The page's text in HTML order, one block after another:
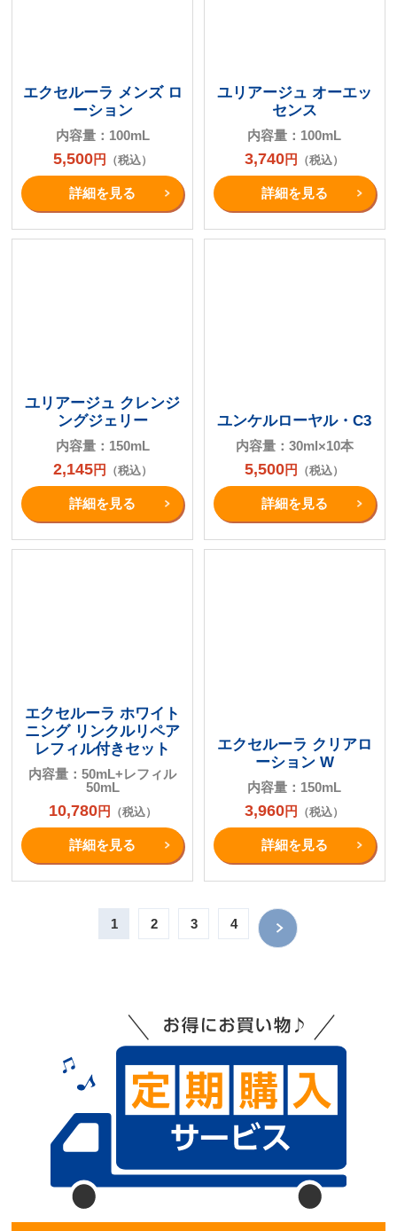
エクセルーラ メンズ ロ
ーション
内容量：100mL
5,500円 （税込）
詳細を⾒る
ユリアージュ オーエッ
センス
内容量：100mL
3,740円 （税込）
詳細を⾒る
ユリアージュ クレンジ
ングジェリー
内容量：150mL
2,145円 （税込）
詳細を⾒る
ユンケルローヤル・C3
内容量：30ml×10本
5,500円 （税込）
詳細を⾒る
エクセルーラ ホワイト
ニング リンクルリペア
レフィル付きセット
内容量：50mL+レフィル
50mL
10,780円 （税込）
詳細を⾒る
エクセルーラ クリアロ
ーション W
内容量：150mL
3,960円 （税込）
詳細を⾒る
1 2 3 4